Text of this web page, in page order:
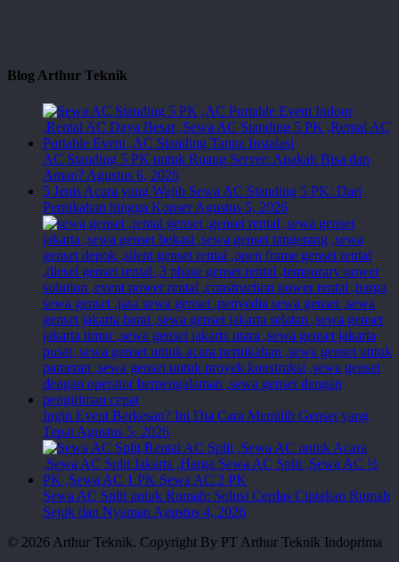
Blog Arthur Teknik
AC Standing 5 PK untuk Ruang Server: Apakah Bisa dan
Aman? Agustus 6, 2026
5 Jenis Acara yang Wajib Sewa AC Standing 5 PK: Dari
Pernikahan hingga Konser Agustus 5, 2026
Ingin Event Berkesan? Ini Dia Cara Memilih Genset yang
Tepat Agustus 5, 2026
Sewa AC Split untuk Rumah: Solusi Cerdas Ciptakan Rumah
Sejuk dan Nyaman Agustus 4, 2026
© 2026 Arthur Teknik. Copyright By PT Arthur Teknik Indoprima